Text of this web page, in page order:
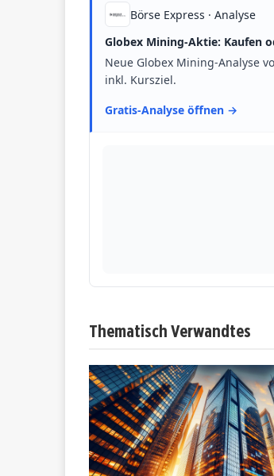
Thematisch Verwandtes